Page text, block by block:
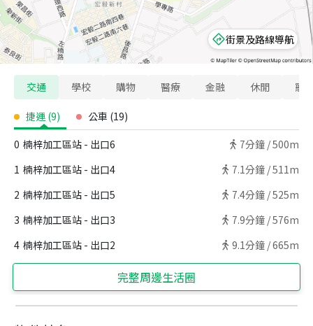
街景及路線導航
交通 學校 購物 醫療 金融 休閒 寵
捷運 (9) 公車 (19)
0 楠梓加工區站 - 出口6 7分鐘 /500m
1 楠梓加工區站 - 出口4 7.1分鐘 /511m
2 楠梓加工區站 - 出口5 7.4分鐘 /525m
3 楠梓加工區站 - 出口3 7.9分鐘 /576m
4 楠梓加工區站 - 出口2 9.1分鐘 /665m
完整周邊生活圈